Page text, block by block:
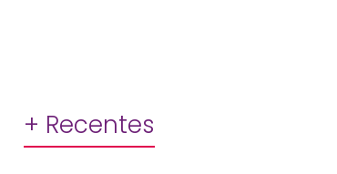
+ Recentes